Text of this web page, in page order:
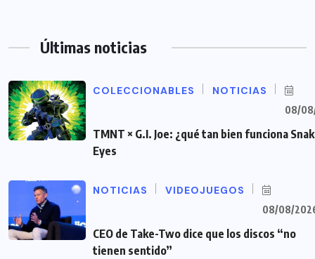
Últimas noticias
COLECCIONABLES NOTICIAS
08/
TMNT × G.I. Joe: ¿qué tan bien funciona
Eyes
NOTICIAS VIDEOJUEGOS
08/08/
CEO de Take-Two dice que los discos “no
tienen sentido”